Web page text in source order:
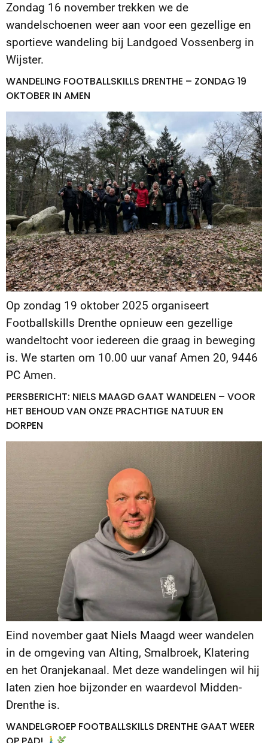
Zondag 16 november trekken we de
wandelschoenen weer aan voor een gezellige en
sportieve wandeling bij Landgoed Vossenberg in
Wijster.
WANDELING FOOTBALLSKILLS DRENTHE – ZONDAG 19
OKTOBER IN AMEN
Op zondag 19 oktober 2025 organiseert
Footballskills Drenthe opnieuw een gezellige
wandeltocht voor iedereen die graag in beweging
is. We starten om 10.00 uur vanaf Amen 20, 9446
PC Amen.
PERSBERICHT: NIELS MAAGD GAAT WANDELEN – VOOR
HET BEHOUD VAN ONZE PRACHTIGE NATUUR EN
DORPEN
Eind november gaat Niels Maagd weer wandelen
in de omgeving van Alting, Smalbroek, Klatering
en het Oranjekanaal. Met deze wandelingen wil hij
laten zien hoe bijzonder en waardevol Midden-
Drenthe is.
WANDELGROEP FOOTBALLSKILLS DRENTHE GAAT WEER